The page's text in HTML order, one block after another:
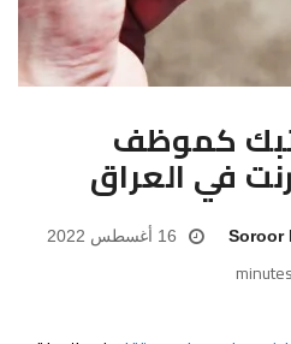
كموظف
في العراق
Soroor